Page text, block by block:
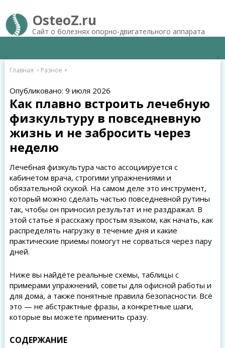
OsteoZ.ru
Сайт о болезнях опорно-двигательного аппарата
Главная Разное
Опубликовано: 9 июля 2026
Как плавно встроить лечебную
физкультуру в повседневную
жизнь и не забросить через
неделю
Лечебная физкультура часто ассоциируется с
кабинетом врача, строгими упражнениями и
обязательной скукой. На самом деле это инструмент,
который можно сделать частью повседневной рутины
так, чтобы он приносил результат и не раздражал. В
этой статье я расскажу простым языком, как начать, как
распределять нагрузку в течение дня и какие
практические приемы помогут не сорваться через пару
дней.
Ниже вы найдёте реальные схемы, таблицы с
примерами упражнений, советы для офисной работы и
для дома, а также понятные правила безопасности. Всё
это — не абстрактные фразы, а конкретные шаги,
которые вы можете применить сразу.
СОДЕРЖАНИЕ